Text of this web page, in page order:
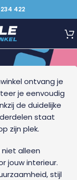
422
ontvang je
je eenvoudig
de duidelijke
staat
zijn plek.
niet alleen
jouw interieur.
stijl